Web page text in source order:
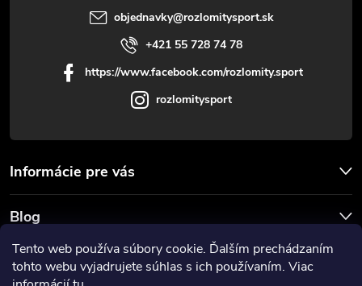
Tento web používa súbory cookie. Ďalším prechádzaním
tohto webu vyjadrujete súhlas s ich používaním. Viac
objednavky@rozlomitysport.sk
+421 55 728 74 78
https://www.facebook.com/rozlomity.sport
rozlomitysport
Informácie pre vás
Blog
Prijímame online platby